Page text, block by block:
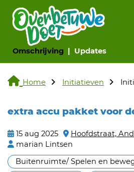
Omschrijving(huidige pagina)
Updates
Home Initiatieven
extra accu pakket voor
15 aug 2025
Hoofdstraat,
marian Lintsen
Buitenruimte/ Spelen en